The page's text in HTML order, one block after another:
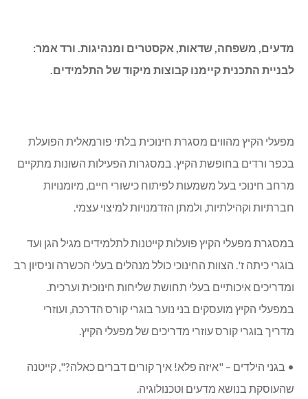
מדעים, משפחה, שדאות, אקסטרים ומנהיגות. ורד אמר:
לבניית התכנית קיימנו קבוצות מיקוד של התלמידים.
מפעלי הקיץ מהווים מסגרת חינוכית בלתי פורמאלית הפועלת
בכפר ורדים בחופשת הקיץ. במסגרות הפעילות השונות מתקיים
מרחב חינוכי בעל משמעות לפיתוח כישורי חיים, מיומנויות
חברתיות וקהילתיות, ולמתן הזדמנויות למיצוי עצמי.
במסגרת מפעלי הקיץ פועלות קייטנות לתלמידים מגיל הגן ועד
בוגרי כיתה ז'. הצוות החינוכי כולל מנהלים בעלי הכשרה וניסיון רב
ומדריכים איכותיים בעלי תחושת שליחות חינוכית וערכית.
במפעלי הקיץ מועסקים בני נוער בוגרי קורס הדרכה, ועוזרי
מדריך בוגרי קורס עוזרי מדריכים של מפעלי הקיץ.
• בגני הילדים – "איזה פלא! איך קורים דברים כאלה?", קייטנה
שהעוסקת בנושא מדעים וטכנולוגיה.